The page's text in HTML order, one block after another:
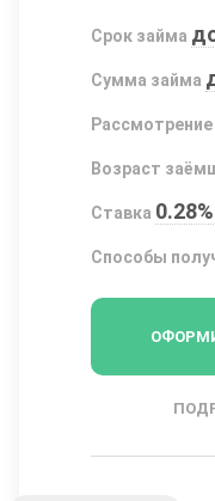
Срок займа
Сумма займа
Рассмотрение
Возраст
Ставка 0.28%
Способы